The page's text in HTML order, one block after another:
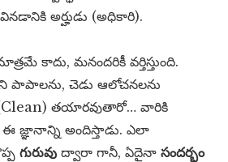
అర్హుడు (అధికారి).
కాదు, మనందరికీ వర్తిస్తుంది.
పాపాలను, చెడు ఆలోచనలను
(Clean) తయారవుతారో… వారికి
ఈ జ్ఞానాన్ని అందిస్తాడు. ఎలా
గురువు ద్వారా గానీ, ఏదైనాసందర్భం